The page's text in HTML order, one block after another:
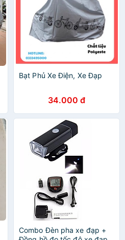
Bạt Phủ Xe Điện, Xe Đạp
34.000 đ
Combo Đèn pha xe đạp +